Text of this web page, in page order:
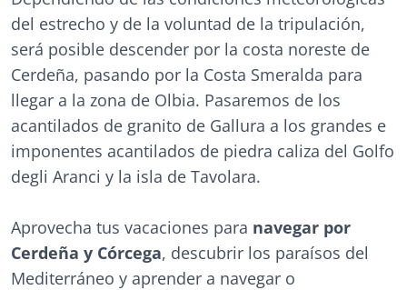
del estrecho y de la voluntad de la tripulación,
será posible descender por la costa noreste de
Cerdeña, pasando por la Costa Smeralda para
llegar a la zona de Olbia. Pasaremos de los
acantilados de granito de Gallura a los grandes e
imponentes acantilados de piedra caliza del Golfo
degli Aranci y la isla de Tavolara.
Aprovecha tus vacaciones para navegar por
Cerdeña y Córcega, descubrir los paraísos del
Mediterráneo y aprender a navegar o